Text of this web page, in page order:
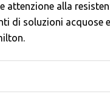
attenzione alla
di soluzioni acquose